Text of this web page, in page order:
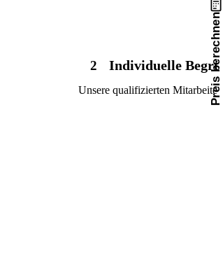
2 Individuelle
Unsere qualifizierten Preis berechnen